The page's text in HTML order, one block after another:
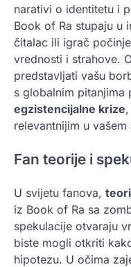
narativi o identitetu i
Book of Ra stupaju u
čitalac ili igrač
vrednosti i strahove.
predstavljati vašu
s globalnim pitanjima
egzistencijalne krize
relevantnijim u
Fan teorije i
U svijetu fanova,
iz Book of Ra sa
spekulacije otvaraju
biste mogli otkriti
hipotezu. U očima